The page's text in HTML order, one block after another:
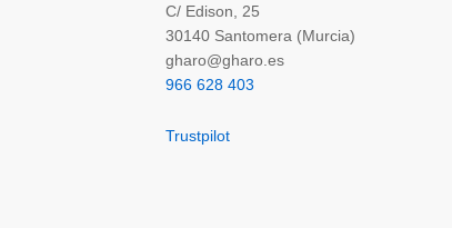
C/ Edison, 25
30140 Santomera (Murcia)
gharo@gharo.es
966 628 403
Trustpilot